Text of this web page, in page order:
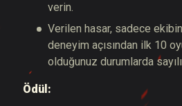
verin.
Verilen hasar, sadece
deneyim açısından ilk 10
olduğunuz durumlarda
Ödül: